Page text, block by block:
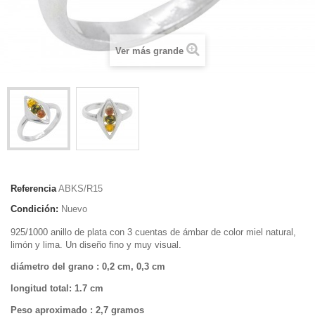
Ver más grande
Referencia ABKS/R15
Condición: Nuevo
925/1000 anillo de plata con 3 cuentas de ámbar de color miel natural,
limón y lima. Un diseño fino y muy visual.
diámetro del grano : 0,2 cm, 0,3 cm
longitud total : 1.7 cm
Peso aproximado : 2,7 gramos